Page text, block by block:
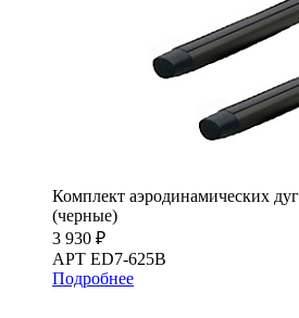
Комплект аэродинамических
(черные)
3 930 ₽
АРТ ED7-625B
Подробнее